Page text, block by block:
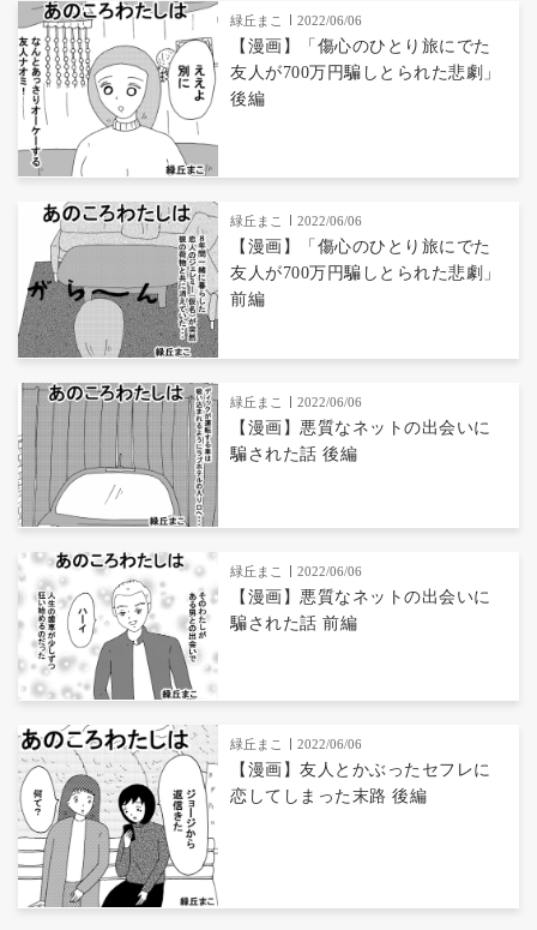
緑丘まこ 2022/06/06
【漫画】「傷心のひとり旅にでた
友人が700万円騙しとられた悲劇」
後編
緑丘まこ 2022/06/06
【漫画】「傷心のひとり旅にでた
友人が700万円騙しとられた悲劇」
前編
緑丘まこ 2022/06/06
【漫画】悪質なネットの出会いに
騙された話 後編
緑丘まこ 2022/06/06
【漫画】悪質なネットの出会いに
騙された話 前編
緑丘まこ 2022/06/06
【漫画】友人とかぶったセフレに
恋してしまった末路 後編